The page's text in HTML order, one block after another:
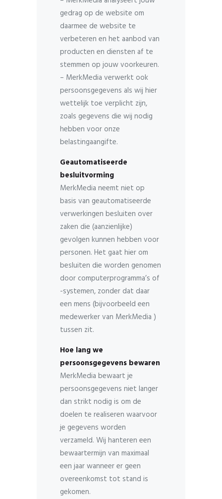
gedrag op de website om
daarmee de website te
verbeteren en het aanbod van
producten en diensten af te
stemmen op jouw voorkeuren.
– MerkMedia verwerkt ook
persoonsgegevens als wij hier
wettelijk toe verplicht zijn,
zoals gegevens die wij nodig
hebben voor onze
belastingaangifte.
Geautomatiseerde
besluitvorming
MerkMedia neemt niet op
basis van geautomatiseerde
verwerkingen besluiten over
zaken die (aanzienlijke)
gevolgen kunnen hebben voor
personen. Het gaat hier om
besluiten die worden genomen
door computerprogramma’s of
-systemen, zonder dat daar
een mens (bijvoorbeeld een
medewerker van MerkMedia )
tussen zit.
Hoe lang we
persoonsgegevens bewaren
MerkMedia bewaart je
persoonsgegevens niet langer
dan strikt nodig is om de
doelen te realiseren waarvoor
je gegevens worden
verzameld. Wij hanteren een
bewaartermijn van maximaal
een jaar wanneer er geen
overeenkomst tot stand is
gekomen.